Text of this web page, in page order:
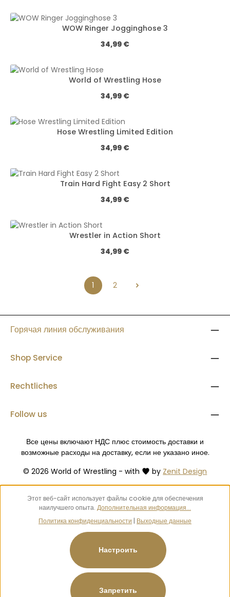
WOW Ringer Jogginghose 3
Обычная цена:
34,99 €
World of Wrestling Hose
Обычная цена:
34,99 €
Hose Wrestling Limited Edition
Обычная цена:
34,99 €
Train Hard Fight Easy 2 Short
Обычная цена:
34,99 €
Wrestler in Action Short
Обычная цена:
34,99 €
Страница
1 Страница
2
Горячая линия обслуживания
Shop Service
Rechtliches
Follow us
© 2026 World of Wrestling - with by Zenit Design
Все цены включают НДС плюс стоимость доставки и
возможные расходы на доставку, если не указано иное.
Этот веб-сайт использует файлы cookie для обеспечения
наилучшего опыта. Дополнительная информация...
Политика конфиденциальности | Выходные данные
Запретить
Настроить